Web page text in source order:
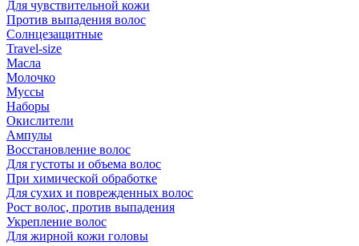
Для чувствительной кожи
Против выпадения волос
Солнцезащитные
Travel-size
Масла
Молочко
Муссы
Наборы
Окислители
Ампулы
Восстановление волос
Для густоты и объема волос
При химической обработке
Для сухих и поврежденных волос
Рост волос, против выпадения
Укрепление волос
Для жирной кожи головы